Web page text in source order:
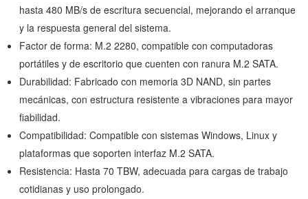
hasta 480 MB/s de escritura secuencial, mejorando el arranque
y la respuesta general del sistema.
Factor de forma: M.2 2280, compatible con computadoras
portátiles y de escritorio que cuenten con ranura M.2 SATA.
Durabilidad: Fabricado con memoria 3D NAND, sin partes
mecánicas, con estructura resistente a vibraciones para mayor
fiabilidad.
Compatibilidad: Compatible con sistemas Windows, Linux y
plataformas que soporten interfaz M.2 SATA.
Resistencia: Hasta 70 TBW, adecuada para cargas de trabajo
cotidianas y uso prolongado.